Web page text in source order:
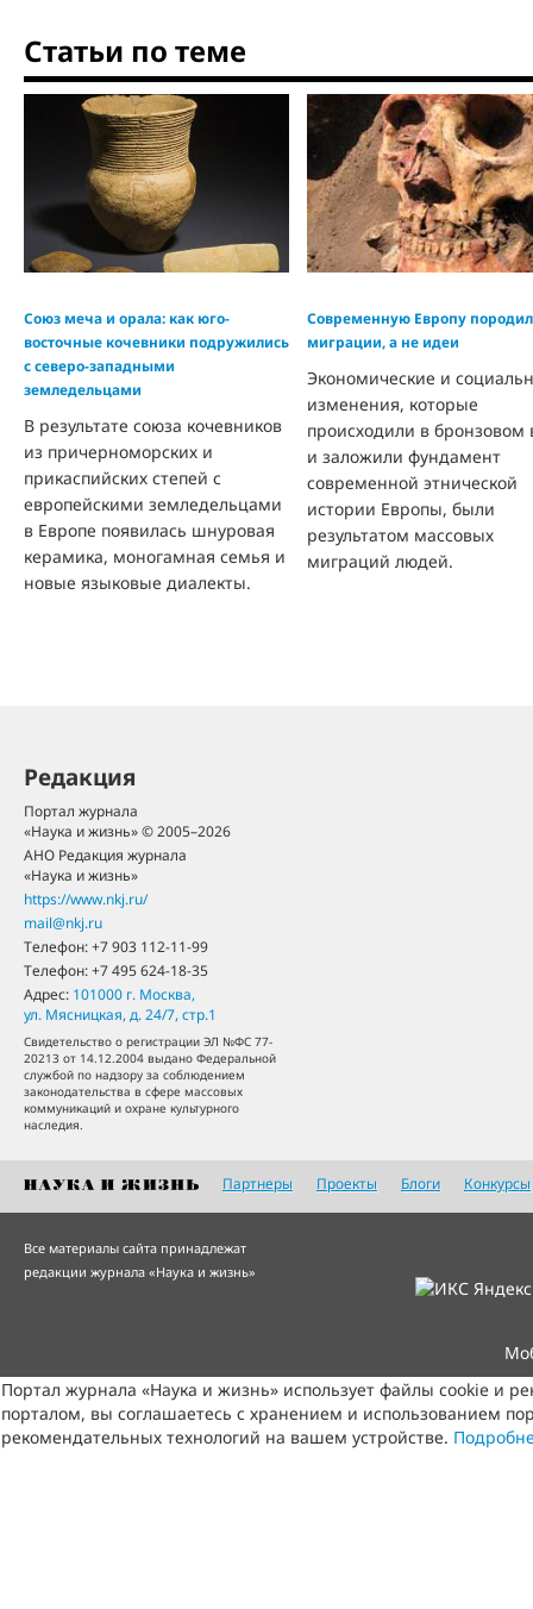
Статьи по теме
Союз меча и орала: как юго-
восточные кочевники подружились
с северо-западными
земледельцами
В результате союза кочевников
из причерноморских и
прикаспийских степей с
европейскими земледельцами
в Европе появилась шнуровая
керамика, моногамная семья и
новые языковые диалекты.
Современную Европу
миграции, а не идеи
Экономические и
изменения, которые
происходили в бронзовом
и заложили фундамент
современной этнической
истории Европы, были
результатом массовых
миграций людей.
Редакция
Портал журнала
«Наука и жизнь» © 2005–2026
АНО Редакция журнала
«Наука и жизнь»
https://www.nkj.ru/
mail@nkj.ru
Телефон:+7 903 112-11-99
Телефон:+7 495 624-18-35
Адрес: 101000 г. Москва,
ул. Мясницкая, д. 24/7, стр.1
Свидетельство о регистрации ЭЛ №ФС 77-
20213 от 14.12.2004 выдано Федеральной
службой по надзору за соблюдением
законодательства в сфере массовых
коммуникаций и охране культурного
наследия.
Партнеры Проекты Блоги Конкурсы
Все материалы сайта принадлежат
редакции журнала «Наука и жизнь»
Портал журнала «Наука и жизнь» использует файлы cookie и
порталом, вы соглашаетесь с хранением и использованием
рекомендательных технологий на вашем устройстве.